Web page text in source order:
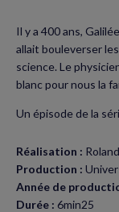
Il y a 400 ans,
allait bouleverser
science. Le
blanc pour nous la
Un épisode de la
Réalisation :
Production :
Année de
Durée : 6min25